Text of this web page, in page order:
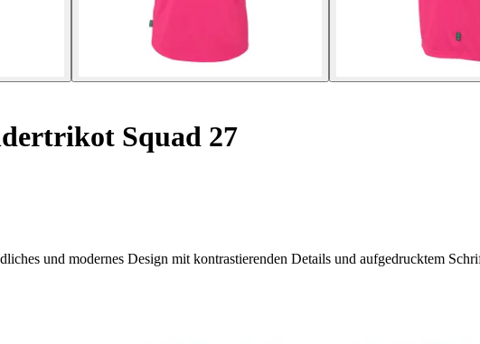
Squad 27
und modernes Design mit kontrastierenden Details und aufgedrucktem